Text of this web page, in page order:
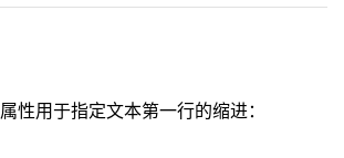
属性用于指定文本第一行的缩进：